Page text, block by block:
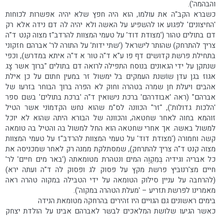
והבהמה').
כשברא הקב"ה את עולמו, הוא היה חפץ שלא יהיה אפשרות לכוחות
'החיצונים' לפגוע או להשפיע על האשה ולא יהיה לה דם נידה אלא רק
דם בתולים טהור ('מצודת דוד' על טעמי המצוות להרדב"ז מצוה קנט ד"ה
צריך להתרחק) שהותר לישראל ('שתי ידות' על התורה לר' אברהם חזקוני
בתחילת פרשת קדושים דף פו ע"א ד"ה טור א ד"ה איתא במדרש), וכפי
שנתקן על ידי הגאונים בנוסח התפילה לרואה דם בתולים "ברוך אשר צָג
אגוז בגן עדן שוֹשנת העמקים בל ימשול זר במעין חתום על כן אילת
אהבים ויעלת חן שמרה בטהרה וחוק לא הפרה ברוך הבוחר בזרעו של
אברהם" (ראה 'אבודרהם' ברכת נישואין ד"ה 'ברכת בתולים' בשם ספר
'הלכות גדולות'), "זר" הכוונה לס"מ שהוא נחש הקדמוֹני אשר הטיל
זוהמא בחוה לאחר שחטאה, והכוונה של הבורא היתה שהוא לא יוכל
למשול באשה. אך אחרי שחטאה הוא החל למשול בה והטיל בה טומאה
קשה וחמורה ('מצודת דוד' על טעמי המצוות להרדב"ז על טעמי המצוות
מצוה קנט ד"ה צריך להתרחק), שמסתלקת ממנה רק לאחר שמכניסה את
כל אבריה וגידיה בְּמִקְוֶה המים ונטהרת מטומאתה ('באר מים חיים' לר'
חיים מצ'רנוביץ פרשת מקץ על פסוק לג ופסוק לה ד"ה ועתה ירא)
(להרחבה על עניין סילוק הטומאה על ידי הטבילה במקוה טהרה ראה
מאמרינו לפרשת תזריע – 'מעלת הטהרה במקוה').
בימים ראשונים גם הגויים היו זהירים בהרחקה מטומאת הנידה
כאשר הגיעו שלושת המלאכים לבשר לאברהם אבינו על הולדת יצחק